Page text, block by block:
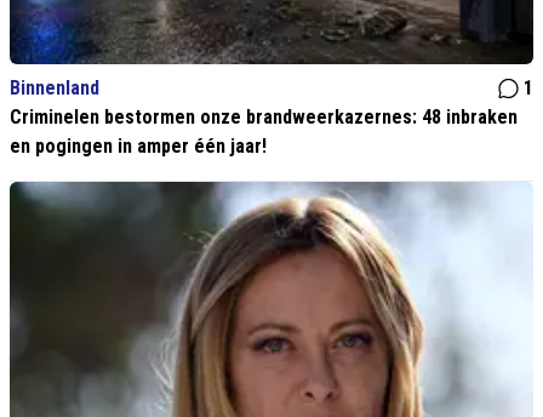
Binnenland
1
Criminelen bestormen onze brandweerkazernes: 48 inbraken
en pogingen in amper één jaar!